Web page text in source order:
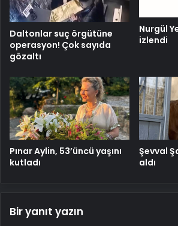
Daltonlar suç örgütüne
operasyon! Çok sayıda
gözaltı
Nurgül
izlendi
Pınar Aylin, 53’üncü yaşını
kutladı
Şevval
aldı
Bir yanıt yazın